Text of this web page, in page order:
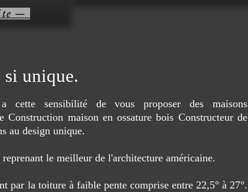
—
si unique.
sensibilité de vous proposer des maisons
maison en ossature bois Constructeur de
au design unique.
le meilleur de l'architecture américaine.
par la toiture à faible pente comprise entre 22,5° à 27°.